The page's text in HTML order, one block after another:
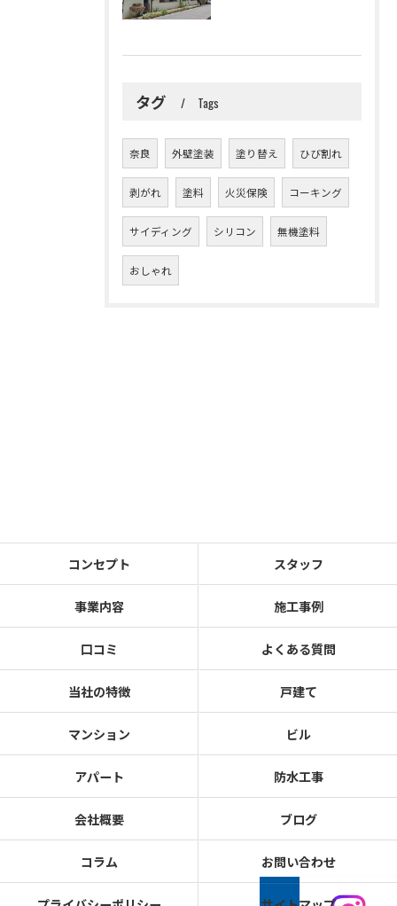
タグ Tags
奈良 外壁塗装 塗り替え ひび割れ
剥がれ 塗料 火災保険 コーキング
サイディング シリコン 無機塗料
おしゃれ
コンセプト スタッフ
事業内容 施工事例
口コミ よくある質問
当社の特徴 戸建て
マンション ビル
アパート 防水工事
会社概要 ブログ
コラム お問い合わせ